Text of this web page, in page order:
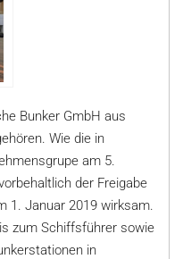
Bunker GmbH aus
Wie die in
am 5.
der Freigabe
1. Januar 2019 wirksam.
zum Schiffsführer sowie
in